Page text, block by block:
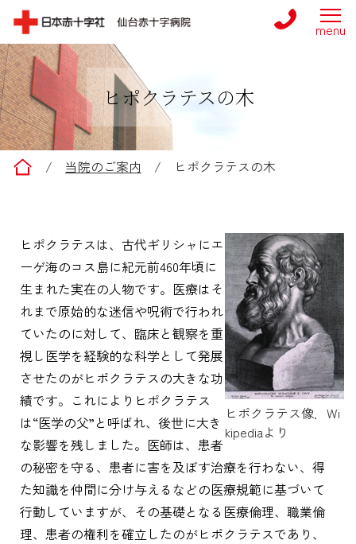
ヒポクラテスの木
仙台赤十字病院
/ 当院のご案内 / ヒポクラテスの木
ヒポクラテス像．Wi
kipediaより
ヒポクラテスは、古代ギリシャにエ
ーゲ海のコス島に紀元前460年頃に
生まれた実在の人物です。医療はそ
れまで原始的な迷信や呪術で行われ
ていたのに対して、臨床と観察を重
視し医学を経験的な科学として発展
させたのがヒポクラテスの大きな功
績です。これによりヒポクラテス
は“医学の父”と呼ばれ、後世に大き
な影響を残しました。医師は、患者
の秘密を守る、患者に害を及ぼす治療を行わない、得
た知識を仲間に分け与えるなどの医療規範に基づいて
行動していますが、その基礎となる医療倫理、職業倫
理、患者の権利を確立したのがヒポクラテスであり、